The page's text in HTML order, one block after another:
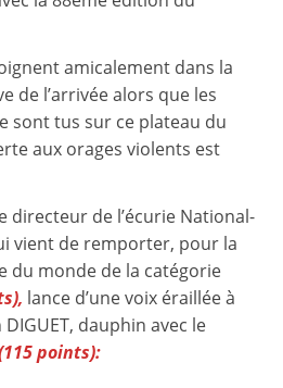
amicalement dans la
de l’arrivée alors que les
sont tus sur ce plateau du
aux orages violents est
directeur de l’écurie National-
vient de remporter, pour la
du monde de la catégorie
lance d’une voix éraillée à
dauphin avec le
points):